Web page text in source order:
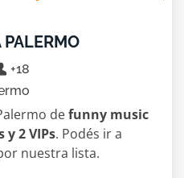
+18
defunny music
y 2 VIPs. Podés ir a
nuestra lista.